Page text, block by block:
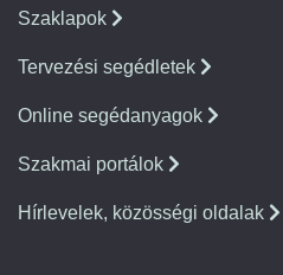
Szaklapok
Tervezési segédletek
Online segédanyagok
Szakmai portálok
Hírlevelek, közösségi oldalak